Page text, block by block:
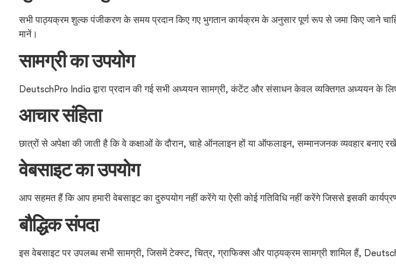
सभी पाठ्यक्रम शुल्क पंजीकरण के समय प्रदान किए गए भुगतान कार्यक्रम के अनुसार पूर्ण रूप से जमा किए जाने
मानें।
सामग्री का उपयोग
DeutschPro India द्वारा प्रदान की गई सभी अध्ययन सामग्री, कंटेंट और संसाधन केवल व्यक्तिगत अध्ययन के
आचार संहिता
छात्रों से अपेक्षा की जाती है कि वे कक्षाओं के दौरान, चाहे ऑनलाइन हों या ऑफलाइन, सम्मानजनक व्यवहार बनाए
वेबसाइट का उपयोग
आप सहमत हैं कि आप हमारी वेबसाइट का दुरुपयोग नहीं करेंगे या ऐसी कोई गतिविधि नहीं करेंगे जिससे इसकी
बौद्धिक संपदा
इस वेबसाइट पर उपलब्ध सभी सामग्री, जिसमें टेक्स्ट, चित्र, ग्राफिक्स और पाठ्यक्रम सामग्री शामिल हैं,